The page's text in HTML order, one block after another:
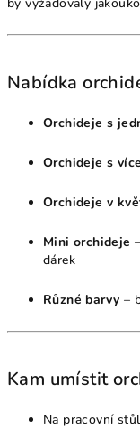
Nabídka
Orchideje s
Orchideje s
Orchideje v
Mini orchideje
dárek
Různé barvy –
Kam umístit
Na pracovní